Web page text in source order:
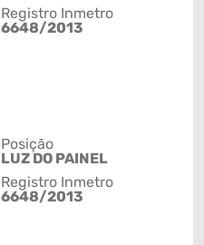
Registro Inmetro
6648/2013
Posição
LUZ DO PAINEL
Registro Inmetro
6648/2013